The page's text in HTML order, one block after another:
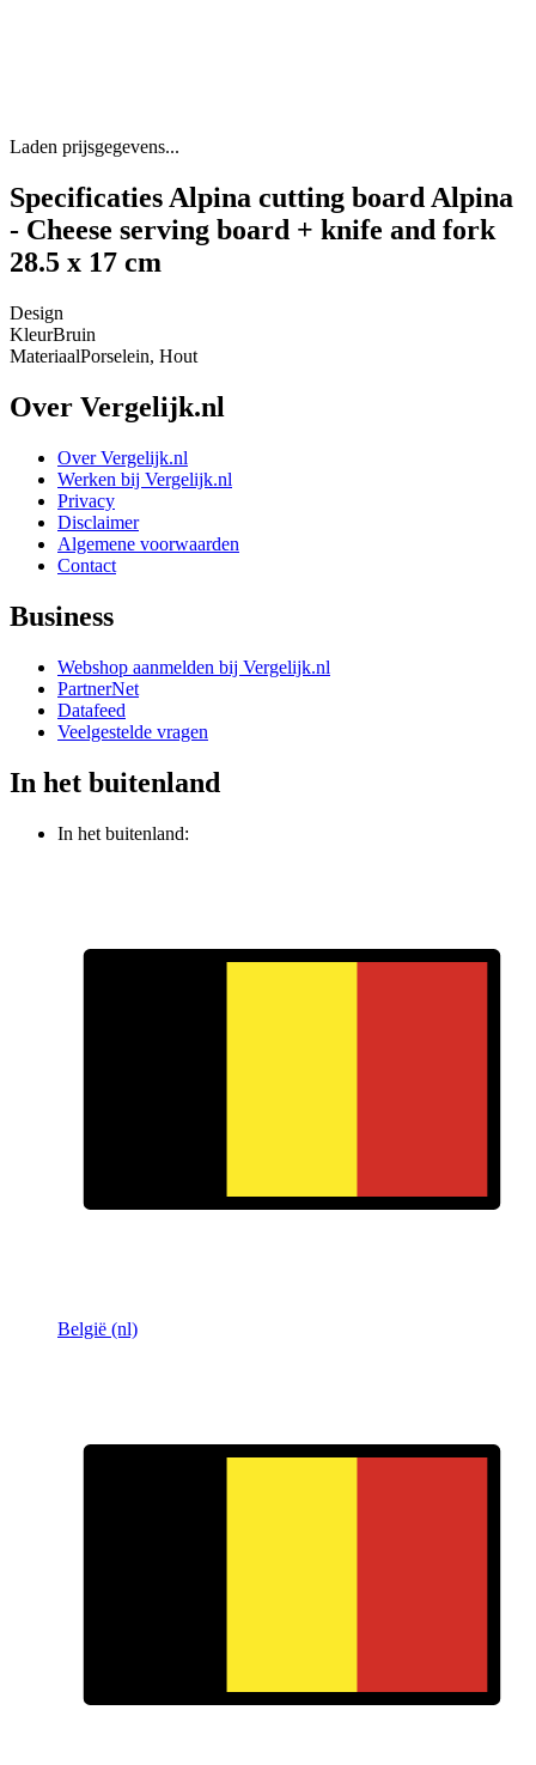
Laden prijsgegevens...
Specificaties Alpina cutting board Alpina
- Cheese serving board + knife and fork
28.5 x 17 cm
Design
KleurBruin
MateriaalPorselein, Hout
Over Vergelijk.nl
Over Vergelijk.nl
Werken bij Vergelijk.nl
Privacy
Disclaimer
Algemene voorwaarden
Contact
Business
Webshop aanmelden bij Vergelijk.nl
PartnerNet
Datafeed
Veelgestelde vragen
In het buitenland
In het buitenland:
België (nl)